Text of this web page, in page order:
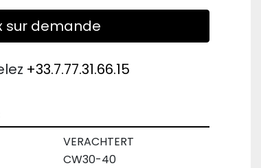
sur demande
+33.7.77.31.66.15
VERACHTERT
CW30-40